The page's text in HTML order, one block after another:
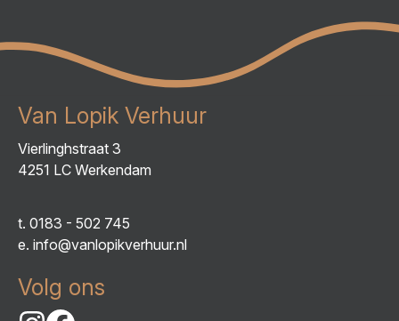
Van Lopik Verhuur
Vierlinghstraat 3
4251 LC Werkendam
t. 0183 - 502 745
e. info@vanlopikverhuur.nl
Volg ons